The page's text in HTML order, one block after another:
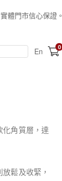
體門市信心保證。
En 0
角質層，達
鬆及收緊，